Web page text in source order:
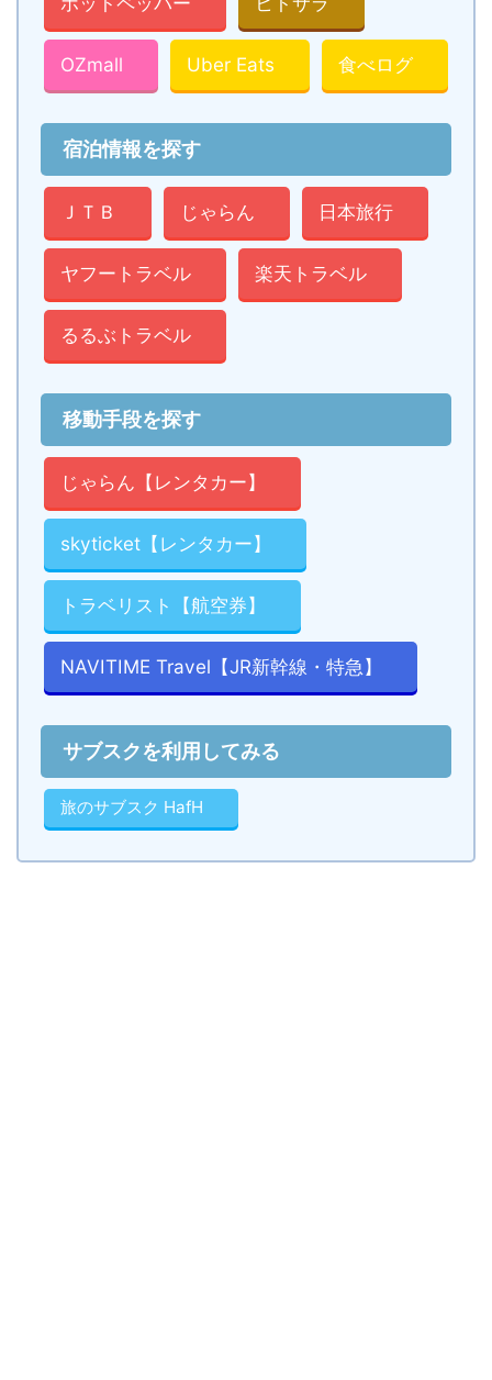
OZmall Uber Eats 食べログ
宿泊情報を探す
ＪＴＢ じゃらん 日本旅行
ヤフートラベル 楽天トラベル
るるぶトラベル
移動手段を探す
じゃらん【レンタカー】
skyticket【レンタカー】
トラベリスト【航空券】
NAVITIME Travel【JR新幹線・特急】
サブスクを利用してみる
旅のサブスク HafH